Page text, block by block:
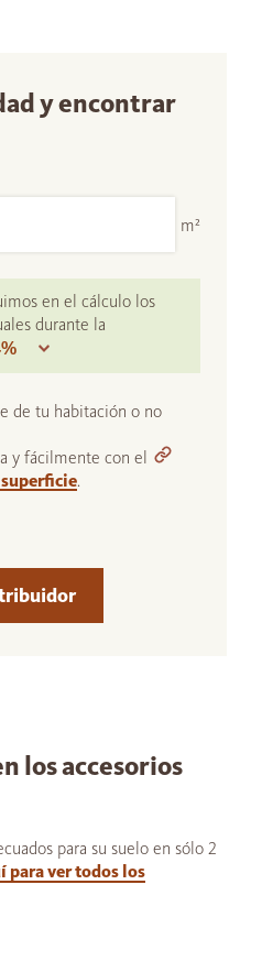
y encontrar
m²
en el cálculo los
durante la
de tu habitación o no
y fácilmente con el
.
los accesorios
para su suelo en sólo 2
para ver todos los